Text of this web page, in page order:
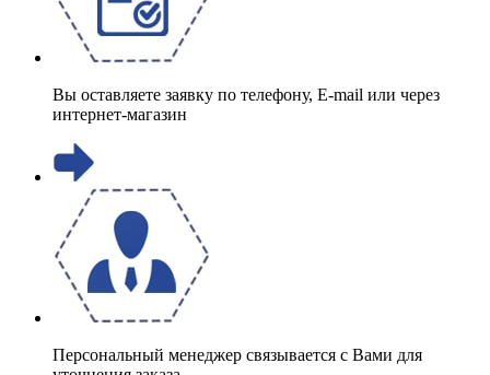
Вы оставляете заявку по телефону, E-mail или через
интернет-магазин
Персональный менеджер связывается с Вами для